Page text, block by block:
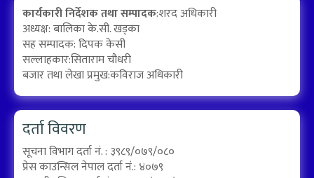
कार्यकारी निर्देशक तथा सम्पादक:शरद अधिकारी
अध्यक्ष: बालिका के.सी. खड्का
सह सम्पादक: दिपक केसी
सल्लाहकार:सिताराम चौधरी
बजार तथा लेखा प्रमुख:कविराज अधिकारी
दर्ता विवरण
सूचना विभाग दर्ता नं. : ३९८९/०७९/०८०
प्रेस काउन्सिल नेपाल दर्ता नं.: ४०७९